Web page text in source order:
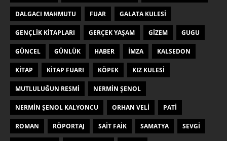
DALGACI MAHMUTU FUAR GALATA KULESI
GENÇLIK KITAPLARI GERÇEK YAŞAM GIZEM GUGU
GÜNCEL GÜNLÜK HABER IMZA KALSEDON
KITAP KITAP FUARI KÖPEK KIZ KULESI
MUTLULUĞUN RESMI NERMIN ŞENOL
NERMIN ŞENOL KALYONCU ORHAN VELI PATI
ROMAN RÖPORTAJ SAIT FAIK SAMATYA SEVGI